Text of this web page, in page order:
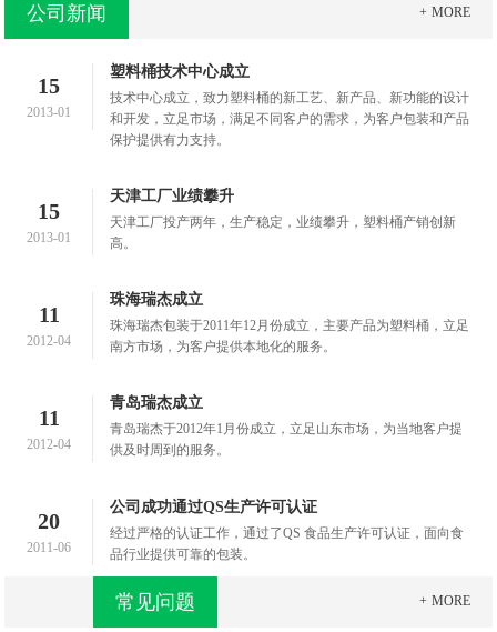
MORE
公司新闻
15
2013-01
塑料桶技术中心成立
技术中心成立，致力塑料桶的新工艺、新产品、新功能的设计
和开发，立足市场，满足不同客户的需求，为客户包装和产品
保护提供有力支持。
15
2013-01
天津工厂业绩攀升
天津工厂投产两年，生产稳定，业绩攀升，塑料桶产销创新
高。
11
2012-04
珠海瑞杰成立
珠海瑞杰包装于2011年12月份成立，主要产品为塑料桶，立足
南方市场，为客户提供本地化的服务。
11
2012-04
青岛瑞杰成立
青岛瑞杰于2012年1月份成立，立足山东市场，为当地客户提
供及时周到的服务。
20
2011-06
公司成功通过QS生产许可认证
经过严格的认证工作，通过了QS 食品生产许可认证，面向食
品行业提供可靠的包装。
MORE
常见问题